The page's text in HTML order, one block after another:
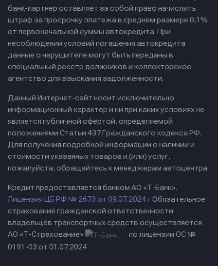
банк-партнер оставляет за собой право начислить
штраф за просрочку платежа в среднем размере 0,1%
от первоначальной суммы автокредита. При
несоблюдении условий погашения автокредита
данные о нарушителе могут быть переданы в
специальный реестр должников и коллекторское
агентство для взыскания задолженности.
Данный Интернет-сайт носит исключительно
информационный характер и ни при каких условиях не
является публичной офертой, определяемой
положениями Статьи 437 Гражданского кодекса РФ.
Для получения подробной информации о наличии и
стоимости указанных товаров и (или) услуг,
пожалуйста, обращайтесь к менеджерам автоцентра.
Кредит предоставляется банком АО «Т-Банк».
Лицензия ЦБ РФ № 2673 от 09.07.2024 гОбязательное
страхование гражданской ответственности
владельцев транспортных средств осуществляется
АО «Т-Страхование»
по лицензии ОС №
0191-03 от 01.07.2024